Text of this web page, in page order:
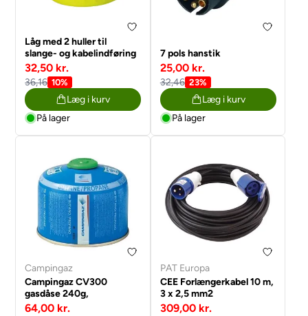
Låg med 2 huller til
slange- og kabelindføring
32,50 kr.
36,16 10%
Læg i kurv
På lager
7 pols hanstik
25,00 kr.
32,46 23%
Læg i kurv
På lager
Campingaz
Campingaz CV300
gasdåse 240g,
64,00 kr.
PAT Europa
CEE Forlængerkabel 10 m,
3 x 2,5 mm2
309,00 kr.